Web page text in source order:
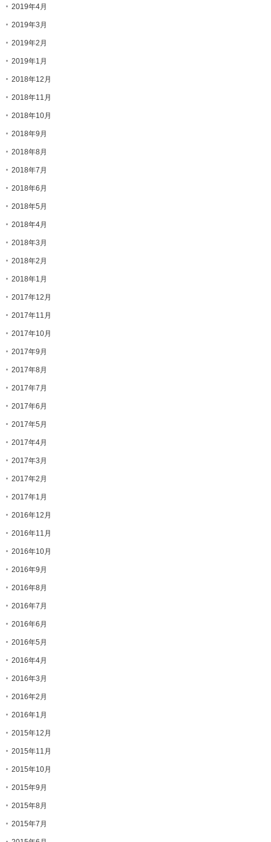
2019年4月
2019年3月
2019年2月
2019年1月
2018年12月
2018年11月
2018年10月
2018年9月
2018年8月
2018年7月
2018年6月
2018年5月
2018年4月
2018年3月
2018年2月
2018年1月
2017年12月
2017年11月
2017年10月
2017年9月
2017年8月
2017年7月
2017年6月
2017年5月
2017年4月
2017年3月
2017年2月
2017年1月
2016年12月
2016年11月
2016年10月
2016年9月
2016年8月
2016年7月
2016年6月
2016年5月
2016年4月
2016年3月
2016年2月
2016年1月
2015年12月
2015年11月
2015年10月
2015年9月
2015年8月
2015年7月